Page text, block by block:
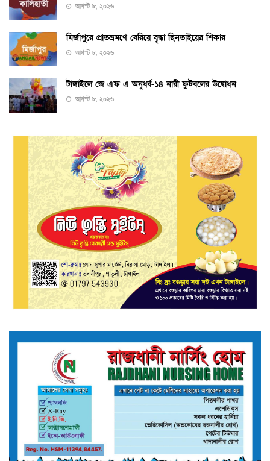
আগস্ট ৮, ২০২৬
মির্জাপুরে প্রাতভ্রমণে বেরিয়ে বৃদ্ধা ছিনতাইয়ের শিকার
আগস্ট ৮, ২০২৬
টাঙ্গাইলে জে এফ এ অনুর্ধ্ব-১৪ নারী ফুটবলের উদ্বোধন
আগস্ট ৮, ২০২৬